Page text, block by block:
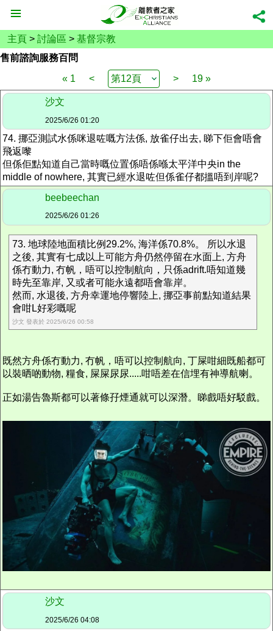
主頁 > 討論區 > 基督宗教
售前諮詢服務百問
« 1
< > 19 »
沙文
2025/6/26 01:20
74. 挪亞測試水係咪退咗嘅方法係, 放雀仔出去, 睇下佢會唔會
飛返嚟
但係佢點知道自己當時嘅位置係唔係喺太平洋中央in the
middle of nowhere, 其實已經水退咗但係雀仔都搵唔到岸呢?
beebeechan
2025/6/26 01:26
73. 地球陸地面積比例29.2%, 海洋係70.8%。 所以水退
之後, 其實有七成以上可能方舟仍然停留在水面上, 方舟
係冇動力, 冇帆，唔可以控制航向，只係adrift.唔知道幾
時先至靠岸, 又或者可能永遠都唔會靠岸。
然而, 水退後, 方舟幸運地停響陸上, 挪亞事前點知道結果
會咁L好彩嘅呢
沙文 發表於 2025/6/26 00:58
既然方舟係冇動力, 冇帆，唔可以控制航向, 丁屎咁細既船都可
以裝晒啲動物, 糧食, 屎屎尿尿.....咁唔差在信埋有神導航喇。
正如湯告魯斯都可以著條孖煙通就可以深潛。睇戲唔好駁戲。
沙文
2025/6/26 04:08